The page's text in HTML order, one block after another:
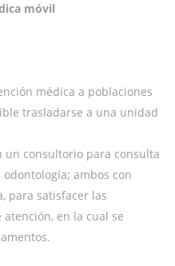
móvil
médica a poblaciones
trasladarse a una unidad
un consultorio para consulta
ambos con
para satisfacer las
en la cual se